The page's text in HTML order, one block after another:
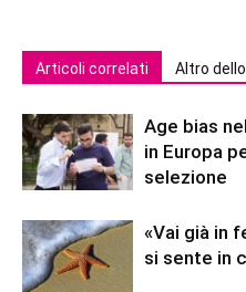
Articoli correlati Altro
Age bias
in Europa
selezione
«Vai già in
si sente in